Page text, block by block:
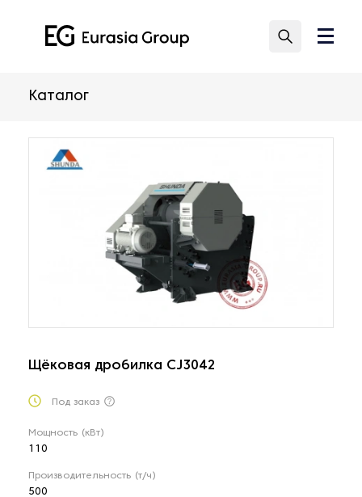
Каталог
Щёковая дробилка СJ3042
Под заказ
Мощность (кВт)
110
Производительность (т/ч)
500